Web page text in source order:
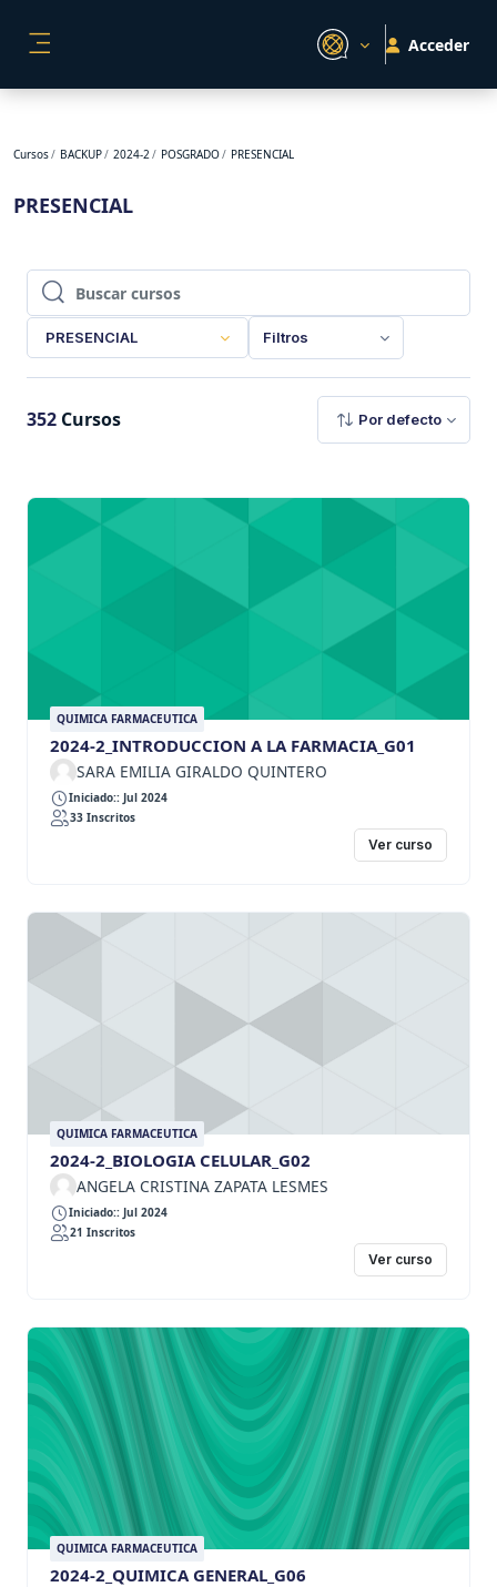
Acceder
Cursos BACKUP 2024-2 POSGRADO PRESENCIAL
PRESENCIAL
Buscar cursos
Buscar cursos
PRESENCIAL Filtros
352 Cursos Por defecto
QUIMICA FARMACEUTICA
2024-2_INTRODUCCION A LA FARMACIA_G01
SARA EMILIA GIRALDO QUINTERO
Iniciado:: Jul 2024
33 Inscritos
Ver curso
QUIMICA FARMACEUTICA
2024-2_BIOLOGIA CELULAR_G02
ANGELA CRISTINA ZAPATA LESMES
Iniciado:: Jul 2024
21 Inscritos
Ver curso
QUIMICA FARMACEUTICA
2024-2_QUIMICA GENERAL_G06